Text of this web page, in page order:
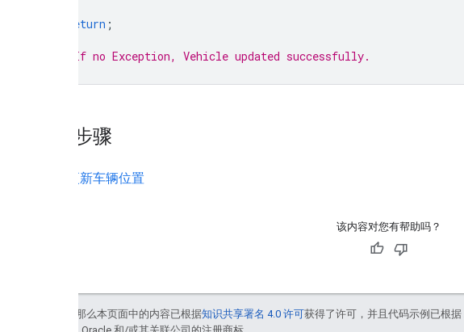
return ;
// If no Exception, Vehicle updated successfully.
后续步骤
更新车辆位置
该内容对您有帮助吗？
如未另行说明，那么本页面中的内容已根据知识共享署名 4.0 许可获得了许可，并且代码示例已根据